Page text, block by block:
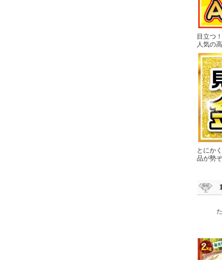
目立つ
人気の
とにか
品が勢